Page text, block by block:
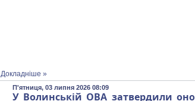
Докладніше »
П'ятниця, 03 липня 2026 08:09
У Волинській ОВА затвердили